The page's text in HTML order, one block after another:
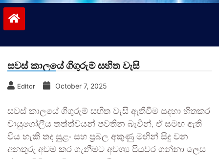
සවස් කාලයේ ගිගුරුම් සහිත වැසි
Editor October 7, 2025
සවස් කාලයේ ගිගුරුම් සහිත වැසි ඇතිවීම සදහා හිතකර
වායුගෝලීය තත්ත්වයන් පවතින බැවින්, ඒ සමඟ ඇති
විය හැකි තද සුළං සහ ප්‍රබල අකුණු මඟින් සිදු වන
අනතුරු අවම කර ගැනීමට අවශ්‍ය පියවර ගන්නා ලෙස